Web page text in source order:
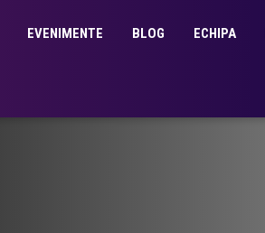
EVENIMENTE BLOG ECHIPA